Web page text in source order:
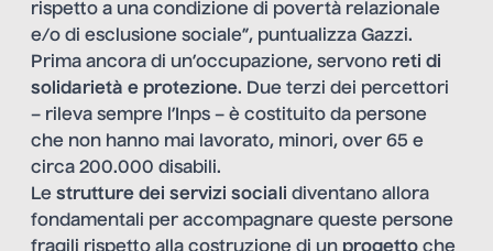
rispetto a una condizione di povertà relazionale
e/o di esclusione sociale”, puntualizza Gazzi.
Prima ancora di un’occupazione, servono reti di
solidarietà e protezione. Due terzi dei percettori
– rileva sempre l’Inps – è costituito da persone
che non hanno mai lavorato, minori, over 65 e
circa 200.000 disabili.
Le strutture dei servizi sociali diventano allora
fondamentali per accompagnare queste persone